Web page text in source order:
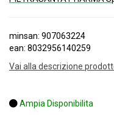
minsan: 907063224
ean: 8032956140259
Vai alla descrizione
Ampia Disponibilita